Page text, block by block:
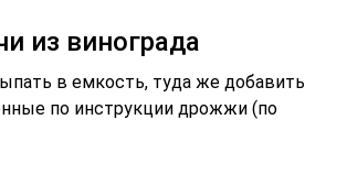
из винограда
в емкость, туда же добавить
по инструкции дрожжи (по